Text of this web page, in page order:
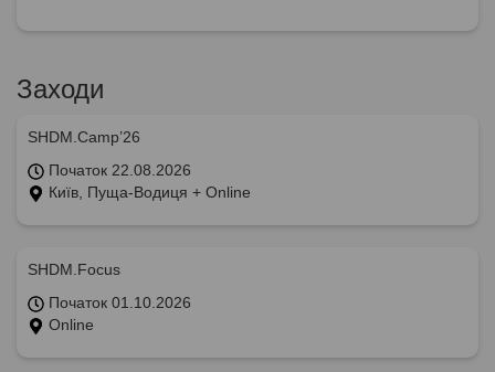
Заходи
SHDM.Camp’26
Початок 22.08.2026
Київ, Пуща-Водиця + Online
SHDM.Focus
Початок 01.10.2026
Online